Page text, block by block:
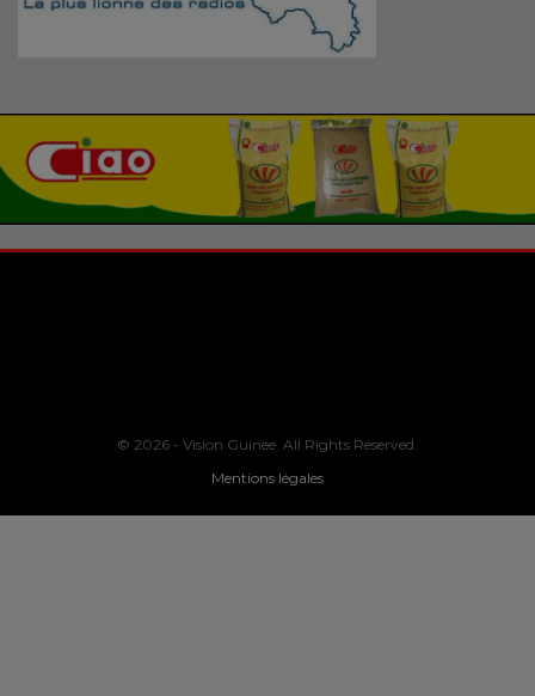
© 2026 - Vision Guinee. All Rights Reserved.
Mentions légales